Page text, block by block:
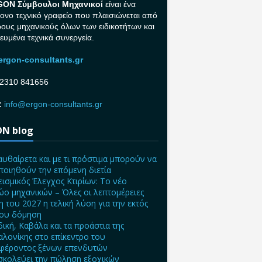
Σύμβουλοι Μηχανικοί είναι ένα
τεχνικό γραφείο που πλαισιώνεται από
μηχανικούς όλων των ειδικοτήτων και
τεχνικά συνεργεία.
consultants.gr
2310 841656
info@ergon-consultants.gr
blog
και με τι πρόστιμα μπορούν να
την επόμενη διετία
Έλεγχος Κτιρίων: Το νέο
μηχανικών – Όλες οι λεπτομέρειες
του 2027 η τελική λύση για την εκτός
δόμηση
Καβάλα και τα προάστια της
στο επίκεντρο του
ξένων επενδυτών
την πώληση εξοχικών